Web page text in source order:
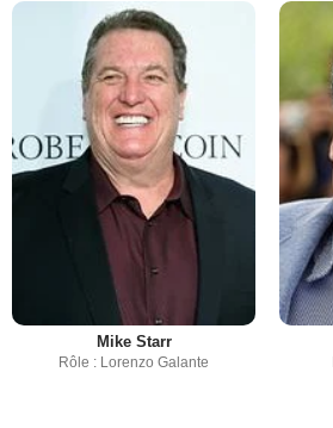
Mike Starr
Rôle : Lorenzo Galante